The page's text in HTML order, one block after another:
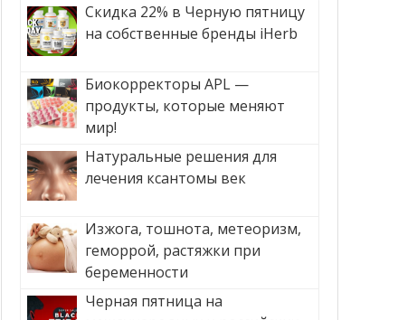
Скидка 22% в Черную пятницу
на собственные бренды iHerb
Биокорректоры APL —
продукты, которые меняют
мир!
Натуральные решения для
лечения ксантомы век
Изжога, тошнота, метеоризм,
геморрой, растяжки при
беременности
Черная пятница на